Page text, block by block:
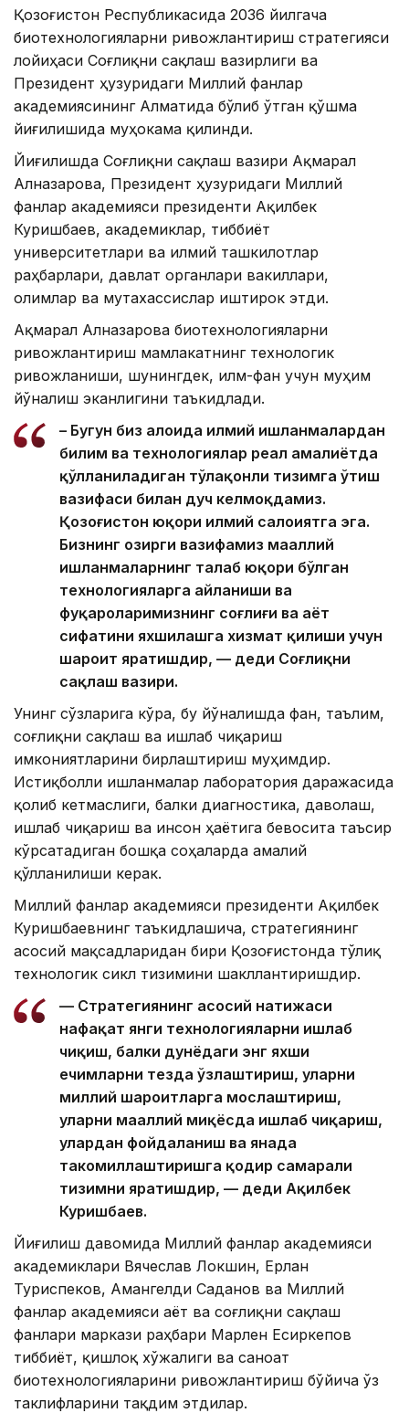
Қозоғистон Республикасида 2036 йилгача
биотехнологияларни ривожлантириш стратегияси
лойиҳаси Соғлиқни сақлаш вазирлиги ва
Президент ҳузуридаги Миллий фанлар
академиясининг Алматида бўлиб ўтган қўшма
йиғилишида муҳокама қилинди.
Йиғилишда Соғлиқни сақлаш вазири Ақмарал
Алназарова, Президент ҳузуридаги Миллий
фанлар академияси президенти Ақилбек
Куришбаев, академиклар, тиббиёт
университетлари ва илмий ташкилотлар
раҳбарлари, давлат органлари вакиллари,
олимлар ва мутахассислар иштирок этди.
Ақмарал Алназарова биотехнологияларни
ривожлантириш мамлакатнинг технологик
ривожланиши, шунингдек, илм-фан учун муҳим
йўналиш эканлигини таъкидлади.
– Бугун биз алоҳида илмий ишланмалардан
билим ва технологиялар реал амалиётда
қўлланиладиган тўлақонли тизимга ўтиш
вазифаси билан дуч келмоқдамиз.
Қозоғистон юқори илмий салоҳиятга эга.
Бизнинг ҳозирги вазифамиз маҳаллий
ишланмаларнинг талаб юқори бўлган
технологияларга айланиши ва
фуқароларимизнинг соғлиғи ва ҳаёт
сифатини яхшилашга хизмат қилиши учун
шароит яратишдир, — деди Соғлиқни
сақлаш вазири.
Унинг сўзларига кўра, бу йўналишда фан, таълим,
соғлиқни сақлаш ва ишлаб чиқариш
имкониятларини бирлаштириш муҳимдир.
Истиқболли ишланмалар лаборатория даражасида
қолиб кетмаслиги, балки диагностика, даволаш,
ишлаб чиқариш ва инсон ҳаётига бевосита таъсир
кўрсатадиган бошқа соҳаларда амалий
қўлланилиши керак.
Миллий фанлар академияси президенти Ақилбек
Куришбаевнинг таъкидлашича, стратегиянинг
асосий мақсадларидан бири Қозоғистонда тўлиқ
технологик сикл тизимини шакллантиришдир.
— Стратегиянинг асосий натижаси
нафақат янги технологияларни ишлаб
чиқиш, балки дунёдаги энг яхши
ечимларни тезда ўзлаштириш, уларни
миллий шароитларга мослаштириш,
уларни маҳаллий миқёсда ишлаб чиқариш,
улардан фойдаланиш ва янада
такомиллаштиришга қодир самарали
тизимни яратишдир, — деди Ақилбек
Куришбаев.
Йиғилиш давомида Миллий фанлар академияси
академиклари Вячеслав Локшин, Ерлан
Туриспеков, Амангелди Саданов ва Миллий
фанлар академияси Ҳаёт ва соғлиқни сақлаш
фанлари маркази раҳбари Марлен Есиркепов
тиббиёт, қишлоқ хўжалиги ва саноат
биотехнологияларини ривожлантириш бўйича ўз
таклифларини тақдим этдилар.